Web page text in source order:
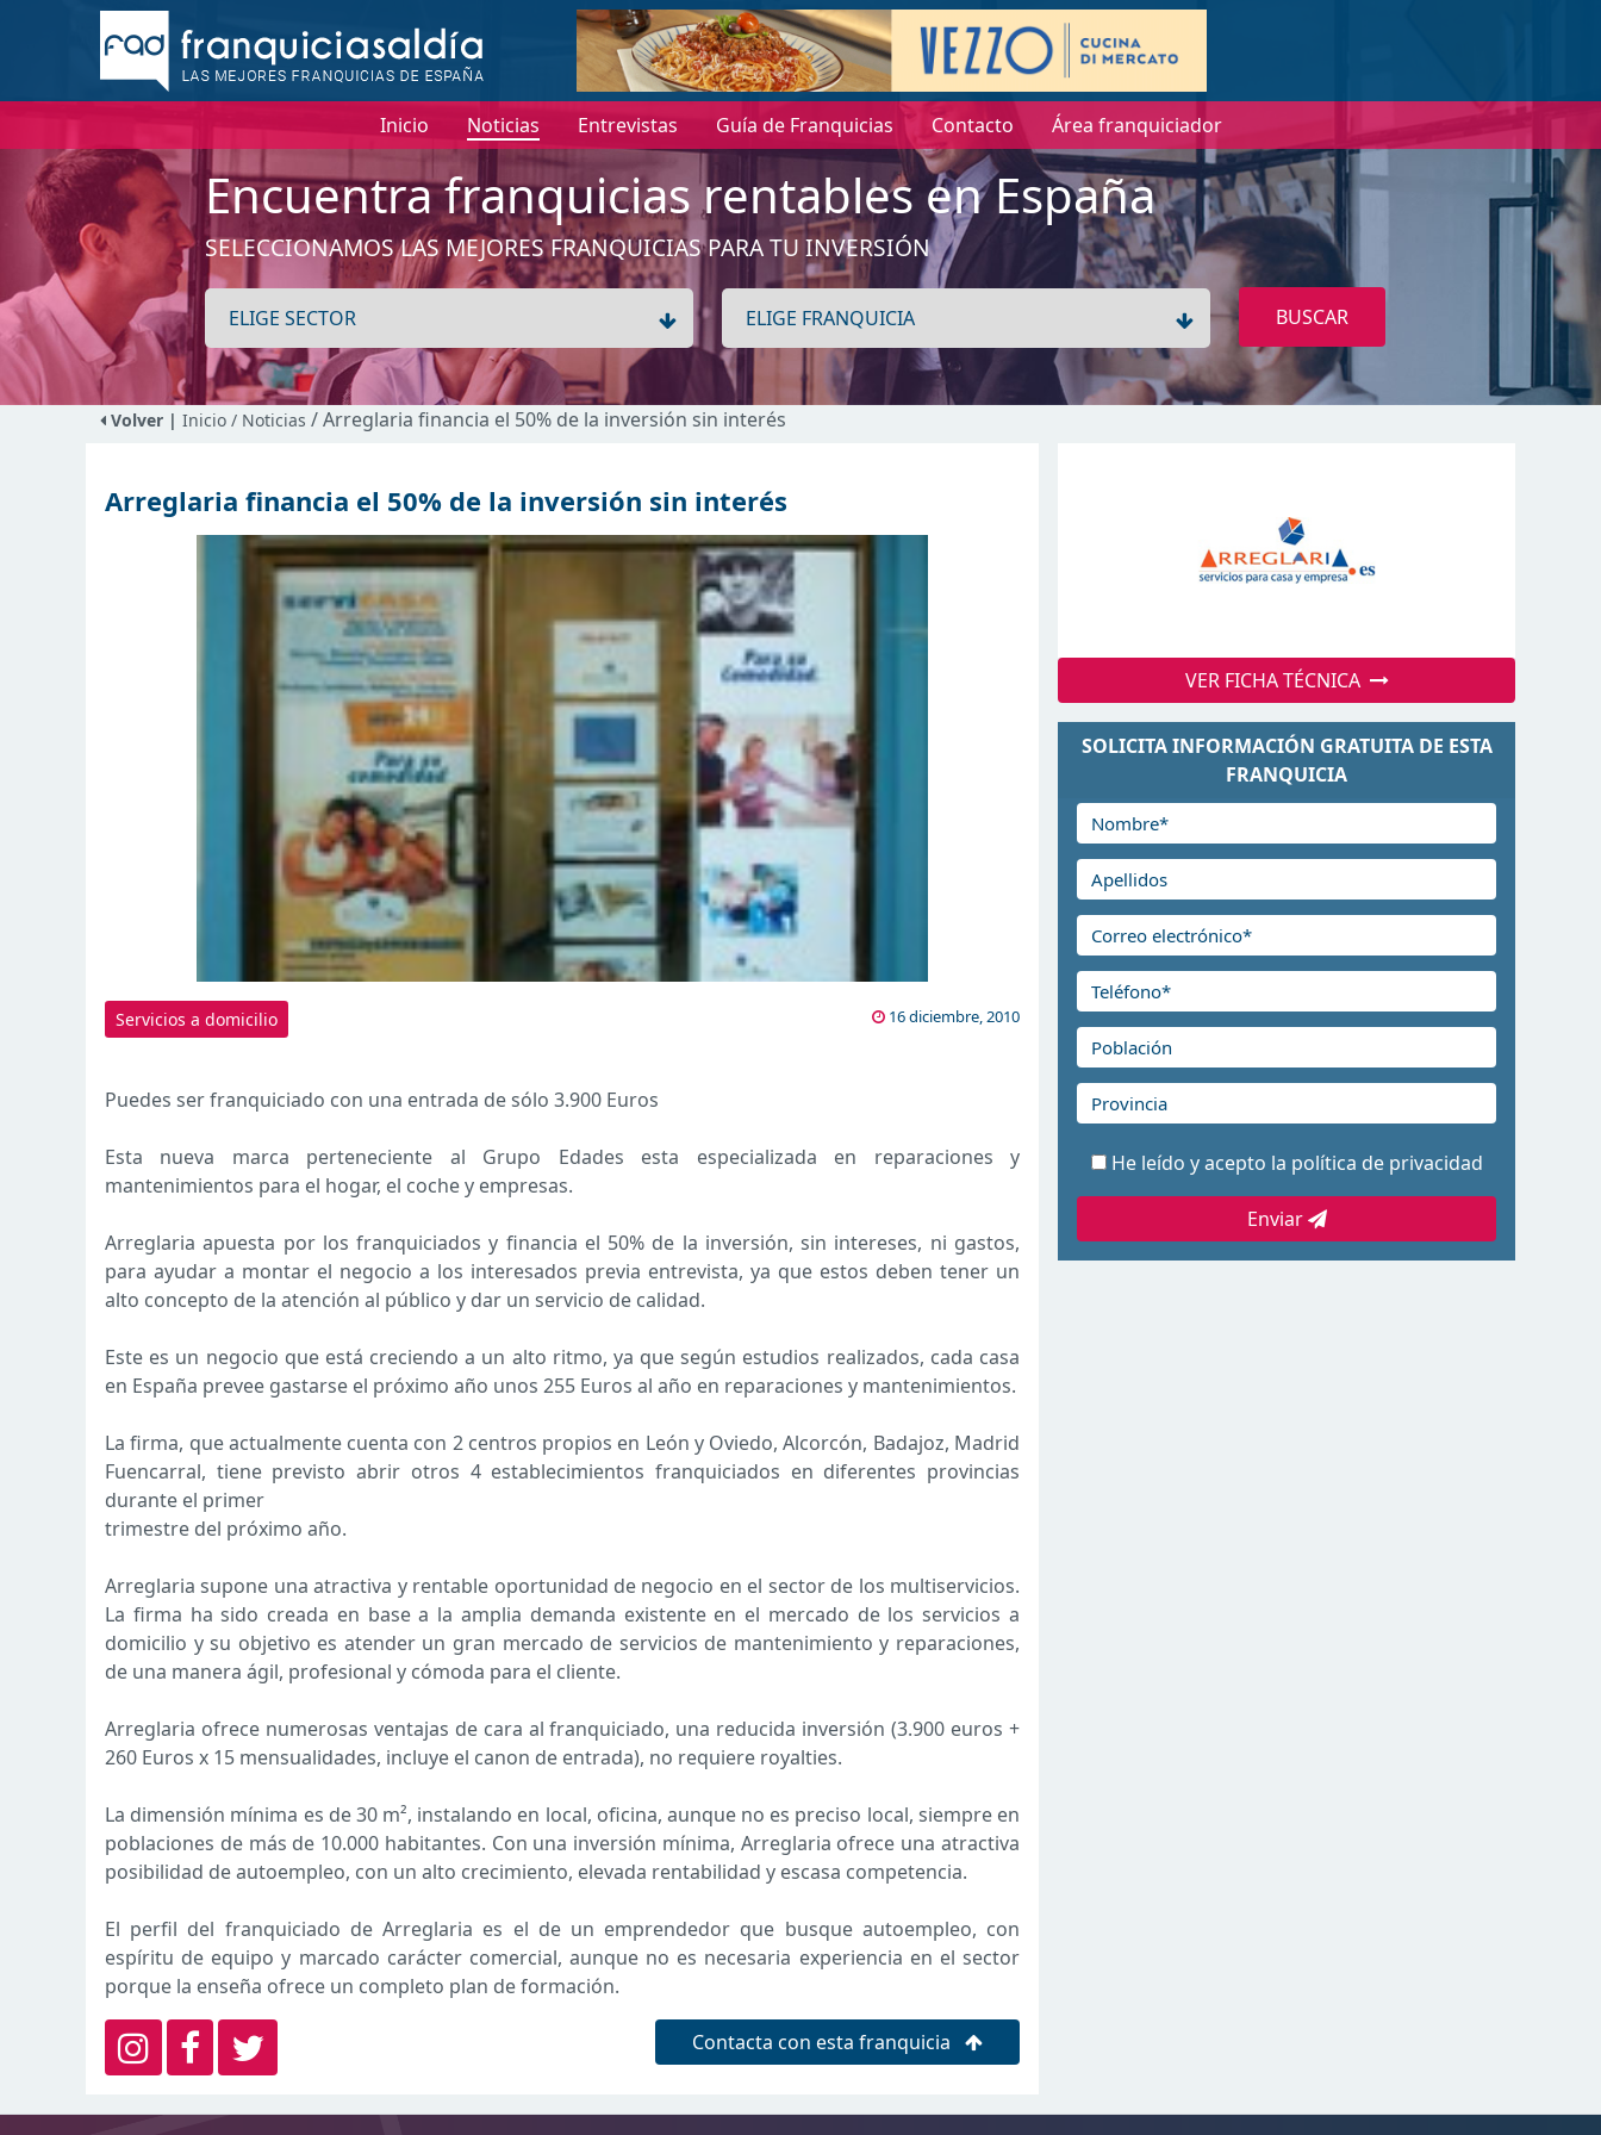
Inicio Noticias Entrevistas Guía de Franquicias Contacto Área franquiciador
Encuentra franquicias rentables en España
SELECCIONAMOS LAS MEJORES FRANQUICIAS PARA TU INVERSIÓN
BUSCAR
Volver | Inicio / Noticias / Arreglaria financia el 50% de la inversión sin interés
Arreglaria financia el 50% de la inversión sin interés
Servicios a domicilio 16 diciembre, 2010
Puedes ser franquiciado con una entrada de sólo 3.900 Euros
Esta nueva marca perteneciente al Grupo Edades esta especializada en reparaciones y
mantenimientos para el hogar, el coche y empresas.
Arreglaria apuesta por los franquiciados y financia el 50% de la inversión, sin intereses, ni gastos,
para ayudar a montar el negocio a los interesados previa entrevista, ya que estos deben tener un
alto concepto de la atención al público y dar un servicio de calidad.
Este es un negocio que está creciendo a un alto ritmo, ya que según estudios realizados, cada casa
en España prevee gastarse el próximo año unos 255 Euros al año en reparaciones y mantenimientos.
La firma, que actualmente cuenta con 2 centros propios en León y Oviedo, Alcorcón, Badajoz, Madrid
Fuencarral, tiene previsto abrir otros 4 establecimientos franquiciados en diferentes provincias
durante el primer
trimestre del próximo año.
Arreglaria supone una atractiva y rentable oportunidad de negocio en el sector de los multiservicios.
La firma ha sido creada en base a la amplia demanda existente en el mercado de los servicios a
domicilio y su objetivo es atender un gran mercado de servicios de mantenimiento y reparaciones,
de una manera ágil, profesional y cómoda para el cliente.
Arreglaria ofrece numerosas ventajas de cara al franquiciado, una reducida inversión (3.900 euros +
260 Euros x 15 mensualidades, incluye el canon de entrada), no requiere royalties.
La dimensión mínima es de 30 m², instalando en local, oficina, aunque no es preciso local, siempre en
poblaciones de más de 10.000 habitantes. Con una inversión mínima, Arreglaria ofrece una atractiva
posibilidad de autoempleo, con un alto crecimiento, elevada rentabilidad y escasa competencia.
El perfil del franquiciado de Arreglaria es el de un emprendedor que busque autoempleo, con
espíritu de equipo y marcado carácter comercial, aunque no es necesaria experiencia en el sector
porque la enseña ofrece un completo plan de formación.
Contacta con esta franquicia
VER FICHA TÉCNICA
SOLICITA INFORMACIÓN GRATUITA DE ESTA
FRANQUICIA
He leído y acepto la política de privacidad
Enviar